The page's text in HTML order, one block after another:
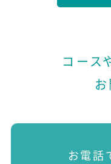
コース
お電話